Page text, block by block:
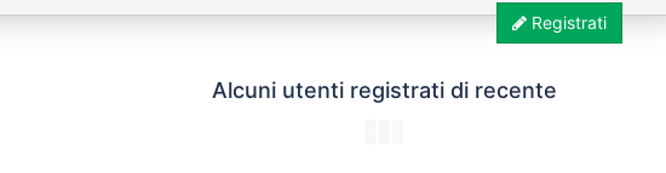
Registrati
Alcuni utenti registrati di recente